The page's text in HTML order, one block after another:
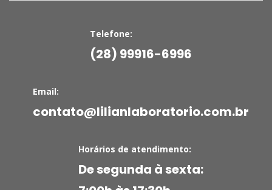
Telefone:
(28) 99916-6996
Email:
contato@lilianlaboratorio.com.br
Horários de atendimento:
De segunda à sexta: